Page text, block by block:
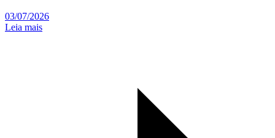
03/07/2026
Leia mais